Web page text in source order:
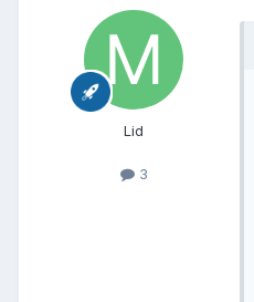
Lid
3